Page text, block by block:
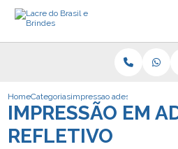
HomeCategoriasimpressao adesivo refletivo
IMPRESSÃO EM
REFLETIVO